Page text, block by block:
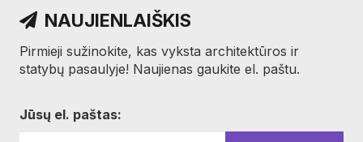
NAUJIENLAIŠKIS
Pirmieji sužinokite, kas vyksta architektūros ir
statybų pasaulyje! Naujienas gaukite el. paštu.
Jūsų el. paštas: